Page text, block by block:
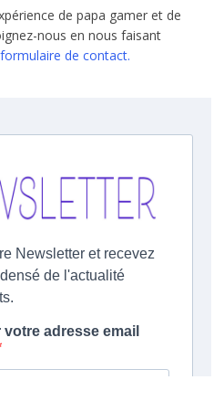
de papa gamer et de
nous en nous faisant
de contact.